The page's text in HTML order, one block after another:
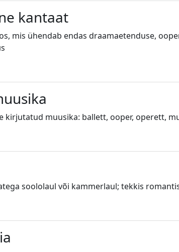
kantaat
mis ühendab endas draamaetenduse,
kirjutatud muusika: ballett, ooper, operett,
soololaul või kammerlaul; tekkis